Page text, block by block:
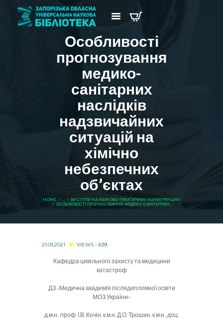
Особливості
прогнозування
медико-
санітарних
наслідків
надзвичайних
ситуацій на
хімічно
небезпечних
об’єктах
HOME ...
ВИСТУПИ НА НАУКОВО-ПРАКТИЧНИХ КОНФЕРЕНЦІЯХ
ОСОБЛИВОСТІ ПРОГНОЗУВАННЯ МЕДИКО-САНІТАРНИХ...
21.03.2021 VIEWS - 639
Кафедра цивільного захисту та медицини
катастроф
ДЗ «Медична академія післядипломної освіти
МОЗ України»
д.м.н., проф. І.В. Кочін, к.м.н. Д.О. Трошин, к.м.н., доц.